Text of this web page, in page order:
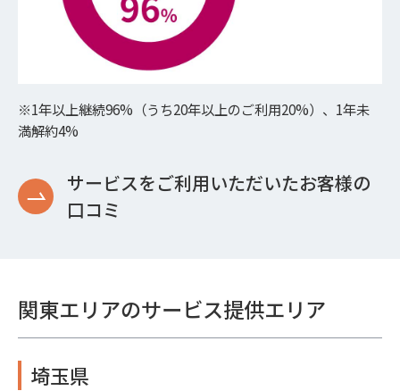
※1年以上継続96%（うち20年以上のご利用20%）、1年未
満解約4%
サービスをご利用いただいたお客様の
口コミ
関東エリアのサービス提供エリア
埼玉県